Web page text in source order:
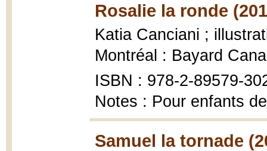
Rosalie la ronde
Katia Canciani ;
Montréal : Bayard
ISBN : 978-2-89579-
Notes : Pour enfants
Samuel la tornade